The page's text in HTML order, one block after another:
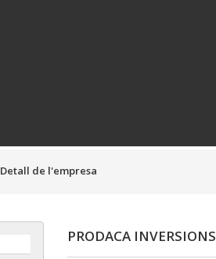
Detall de l'empresa
PRODACA